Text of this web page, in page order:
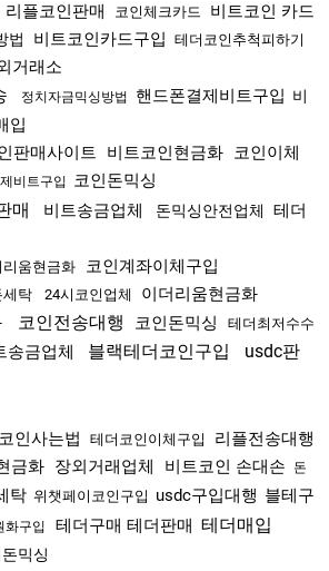
리플코인판매 코인체크카드
비트코인 카드
법 비트코인카드구입 테더코인추척피하기
거래소
정치자금믹싱방법 핸드폰결제비트구입 비
입
판매사이트 비트코인현금화 코인이체
비트구입 코인돈믹싱
매 비트송금업체 돈믹싱안전업체
테더
리움현금화
코인계좌이체구입
세탁 24시코인업체
이더리움현금화
코인전송대행 코인돈믹싱
테더최저수수
송금업체 블랙테더코인구입
usdc판
인사는법 테더코인이체구입 리플전송대행
금화 장외거래업체 비트코인 손대손
돈
탁 위챗페이코인구입 usdc구입대행 블테구
화구입 테더구매 테더판매 테더매입
믹싱